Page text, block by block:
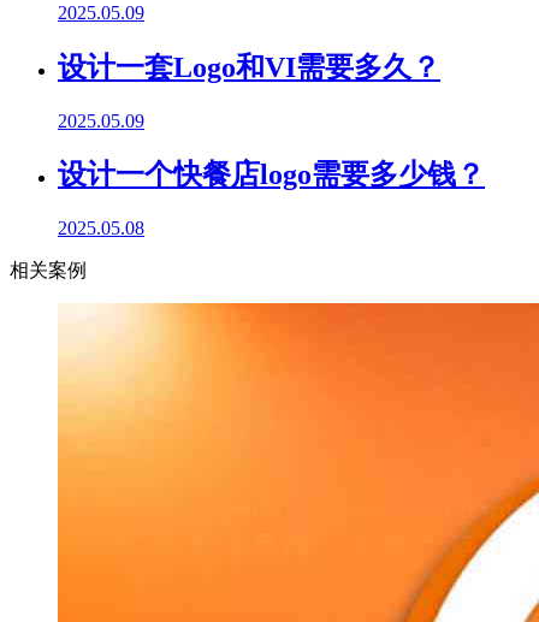
2025.05.09
设计一套Logo和VI需要多久？
2025.05.09
设计一个快餐店logo需要多少钱？
2025.05.08
相关案例